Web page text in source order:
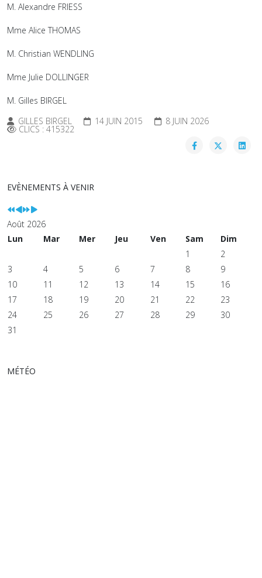
M. Alexandre FRIESS
Mme Alice THOMAS
M. Christian WENDLING
Mme Julie DOLLINGER
M. Gilles BIRGEL
GILLES BIRGEL
14 JUIN 2015 8 JUIN 2026
CLICS : 415322
EVÈNEMENTS À VENIR
Août 2026
Lun
Mar Mer Jeu Ven Sam
Dim
1
2
3
4 5 6 7 8
9
10
11 12 13 14 15
16
17
18 19 20 21 22
23
24
25 26 27 28 29
30
31
MÉTÉO